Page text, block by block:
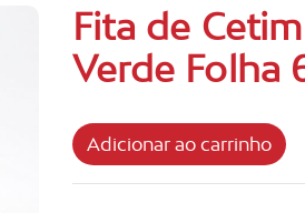
Fita de
Verde Folha